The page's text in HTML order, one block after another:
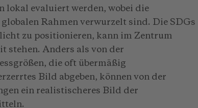
lokal evaluiert werden, wobei die
Rahmen verwurzelt sind. Die SDGs
zu positionieren, kann im Zentrum
stehen. Anders als von der
die oft übermäßig
Bild abgeben, können von der
ein realistischeres Bild der